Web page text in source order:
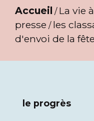
Accueil / La vie
presse / les
d'envoi de la
le progrès